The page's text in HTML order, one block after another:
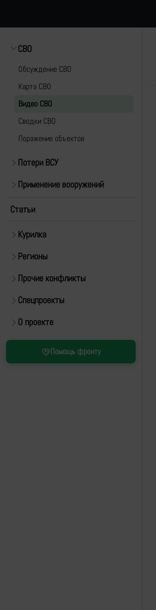
СВО
Обсуждение СВО
Карта СВО
Видео СВО
Cводки СВО
Поражение объектов
Потери ВСУ
Применение вооружений
Статьи
Курилка
Регионы
Прочие конфликты
Спецпроекты
О проекте
Помощь фронту